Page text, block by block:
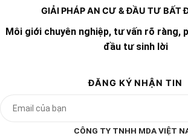
GIẢI PHÁP AN CƯ & ĐẦU TƯ BẤT
Môi giới chuyên nghiệp, tư vấn rõ ràng,
đầu tư sinh lời
ĐĂNG KÝ NHẬN TIN
CÔNG TY TNHH MDA VIỆT